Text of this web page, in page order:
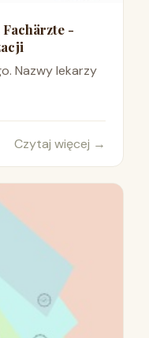
Fachärzte -
Nazwy lekarzy
Czytaj więcej →